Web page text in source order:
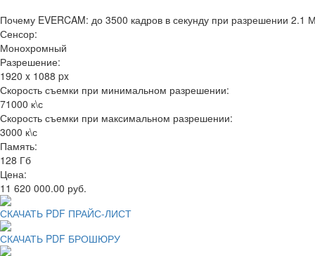
Почему EVERCAM: до 3500 кадров в секунду при разрешении 2.1
Сенсор:
Монохромный
Разрешение:
1920 x 1088 px
Скорость съемки при минимальном разрешении:
71000 к\с
Скорость съемки при максимальном разрешении:
3000 к\с
Память:
128 Гб
Цена:
11 620 000.00 руб.
СКАЧАТЬ PDF ПРАЙС-ЛИСТ
СКАЧАТЬ PDF БРОШЮРУ